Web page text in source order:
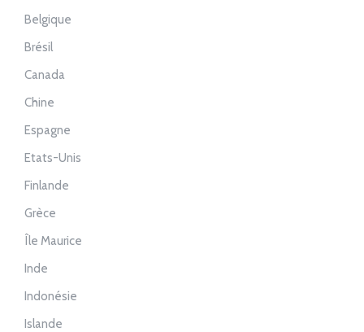
Belgique
Brésil
Canada
Chine
Espagne
Etats-Unis
Finlande
Grèce
Île Maurice
Inde
Indonésie
Islande